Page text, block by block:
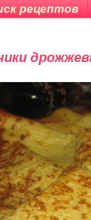
рецептов